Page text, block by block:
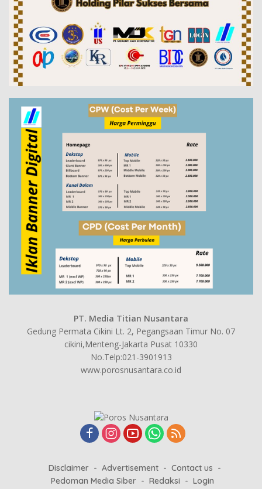
PT. Media Titian Nusantara
Gedung Permata Cikini Lt. 2, Pegangsaan Timur No. 07
cikini,Menteng-Jakarta Pusat 10330
No.Telp:021-3901913
www.porosnusantara.co.id
Disclaimer Advertisement
Contact us
Pedoman Media Siber
Redaksi Login